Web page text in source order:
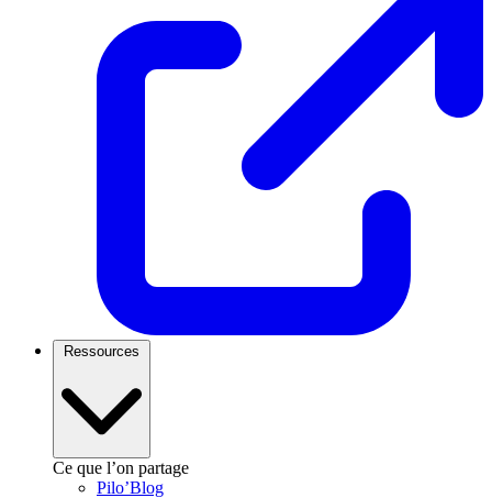
Ressources
Ce que l’on partage
Pilo’Blog